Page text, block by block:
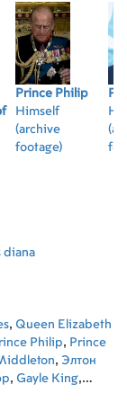
Prince Philip
Himself
(archive
footage)
diana
, Queen Elizabeth
Philip, Prince
, Элтон
, Gayle King,